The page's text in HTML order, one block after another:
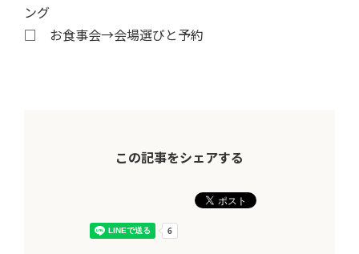
ング
□ お食事会→会場選びと予約
この記事をシェアする